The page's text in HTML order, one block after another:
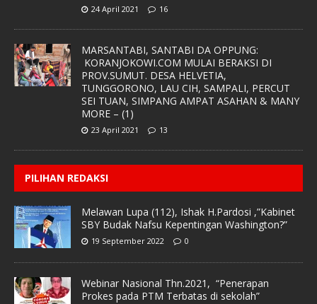
24 April 2021 16
MARSANTABI, SANTABI DA OPPUNG:
KORANJOKOWI.COM MULAI BERAKSI DI
PROV.SUMUT. DESA HELVETIA,
TUNGGORONO, LAU CIH, SAMPALI, PERCUT
SEI TUAN, SIMPANG AMPAT ASAHAN & MANY
MORE – (1)
23 April 2021 13
PILIHAN REDAKSI
Melawan Lupa (112), Ishak H.Pardosi ,”Kabinet
SBY Budak Nafsu Kepentingan Washington?”
19 September 2022 0
Webinar Nasional Thn.2021, “Penerapan
Prokes pada PTM Terbatas di sekolah”